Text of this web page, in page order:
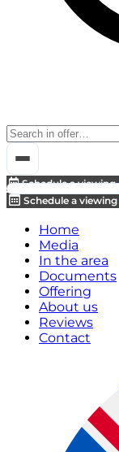
Schedule a viewing
Schedule a viewing
Home
Media
In the area
Documents
Offering
About us
Reviews
Contact